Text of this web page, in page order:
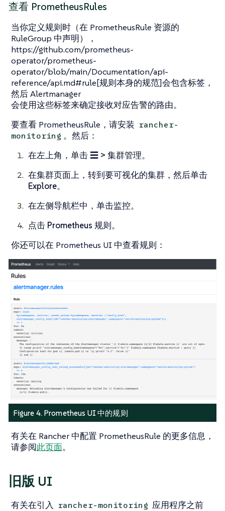
查看 PrometheusRules
当你定义规则时（在 PrometheusRule 资源的
RuleGroup 中声明），
https://github.com/prometheus-
operator/prometheus-
operator/blob/main/Documentation/api-
reference/api.md#rule[规则本身的规范]会包含标签，
然后 Alertmanager
会使用这些标签来确定接收对应告警的路由。
要查看 PrometheusRule，请安装 rancher-
monitoring 。然后：
在左上角，单击 ☰ > 集群管理。
在集群页面上，转到要可视化的集群，然后单击
Explore。
在左侧导航栏中，单击监控。
点击 Prometheus 规则。
你还可以在 Prometheus UI 中查看规则：
Figure 4. Prometheus UI 中的规则
有关在 Rancher 中配置 PrometheusRule 的更多信息，
请参阅此页面。
旧版 UI
有关在引入 rancher-monitoring 应用程序之前